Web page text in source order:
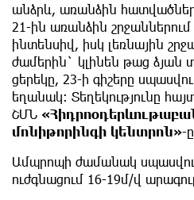
անձրև, առանձին
21-ին առանձին շրջաններում
ինտենսիվ, իսկ լեռնային
ժամերին` կլինեն թաց ձյան
ցերեկը, 23-ի գիշերը
եղանակ։ Տեղեկությունը
ՇՄՆ
մոնիթորինգի կենտրոն»-
Ամպրոպի ժամանակ
ուժգնացում 16-19մ/վ